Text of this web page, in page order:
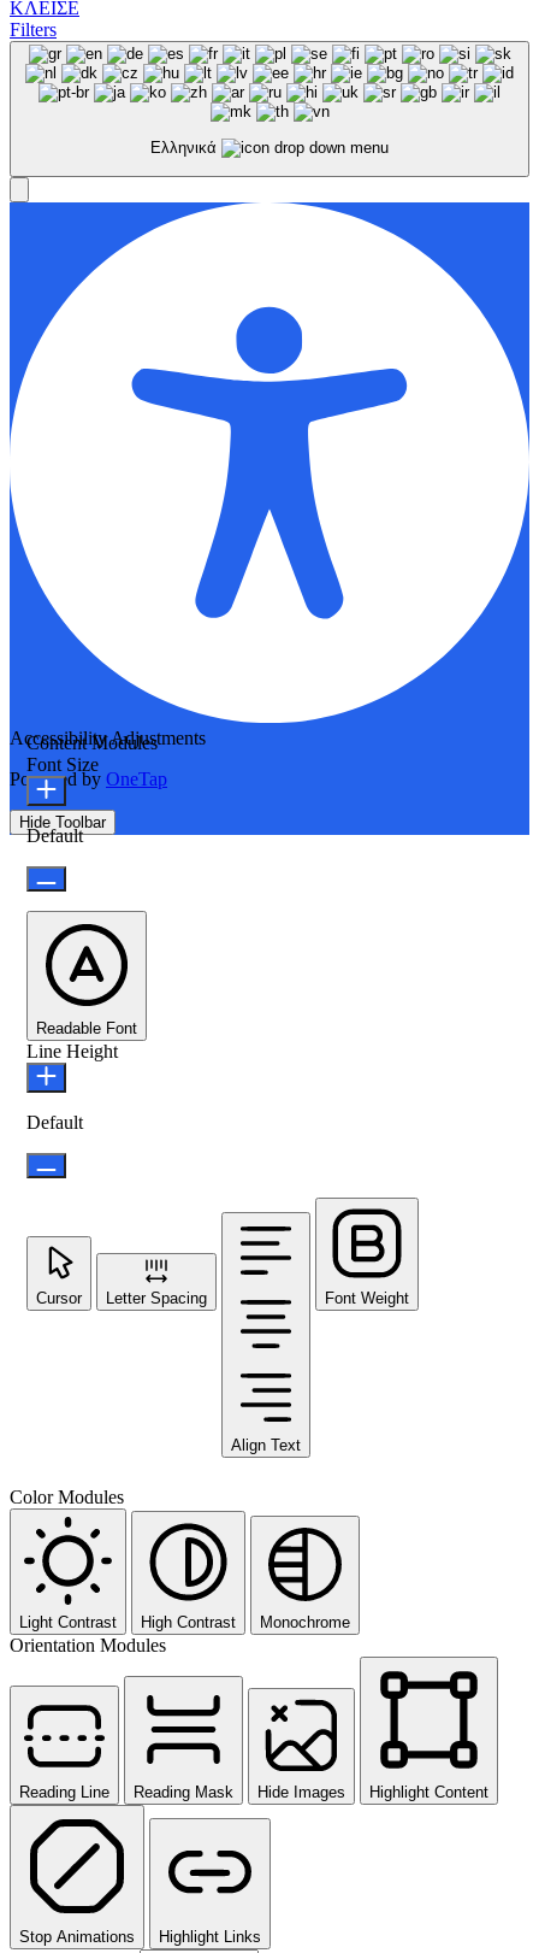
ΚΛΕΙΣΕ
Filters
Ελληνικά
Accessibility Adjustments
Powered by OneTap
Hide Toolbar
Content Modules
Font Size
Default
Readable Font
Line Height
Default
Cursor Letter Spacing
Align Text
Font Weight
Color Modules
Light Contrast High Contrast Monochrome
Orientation Modules
Reading Line Reading Mask Hide Images Highlight Content
Stop Animations Highlight Links